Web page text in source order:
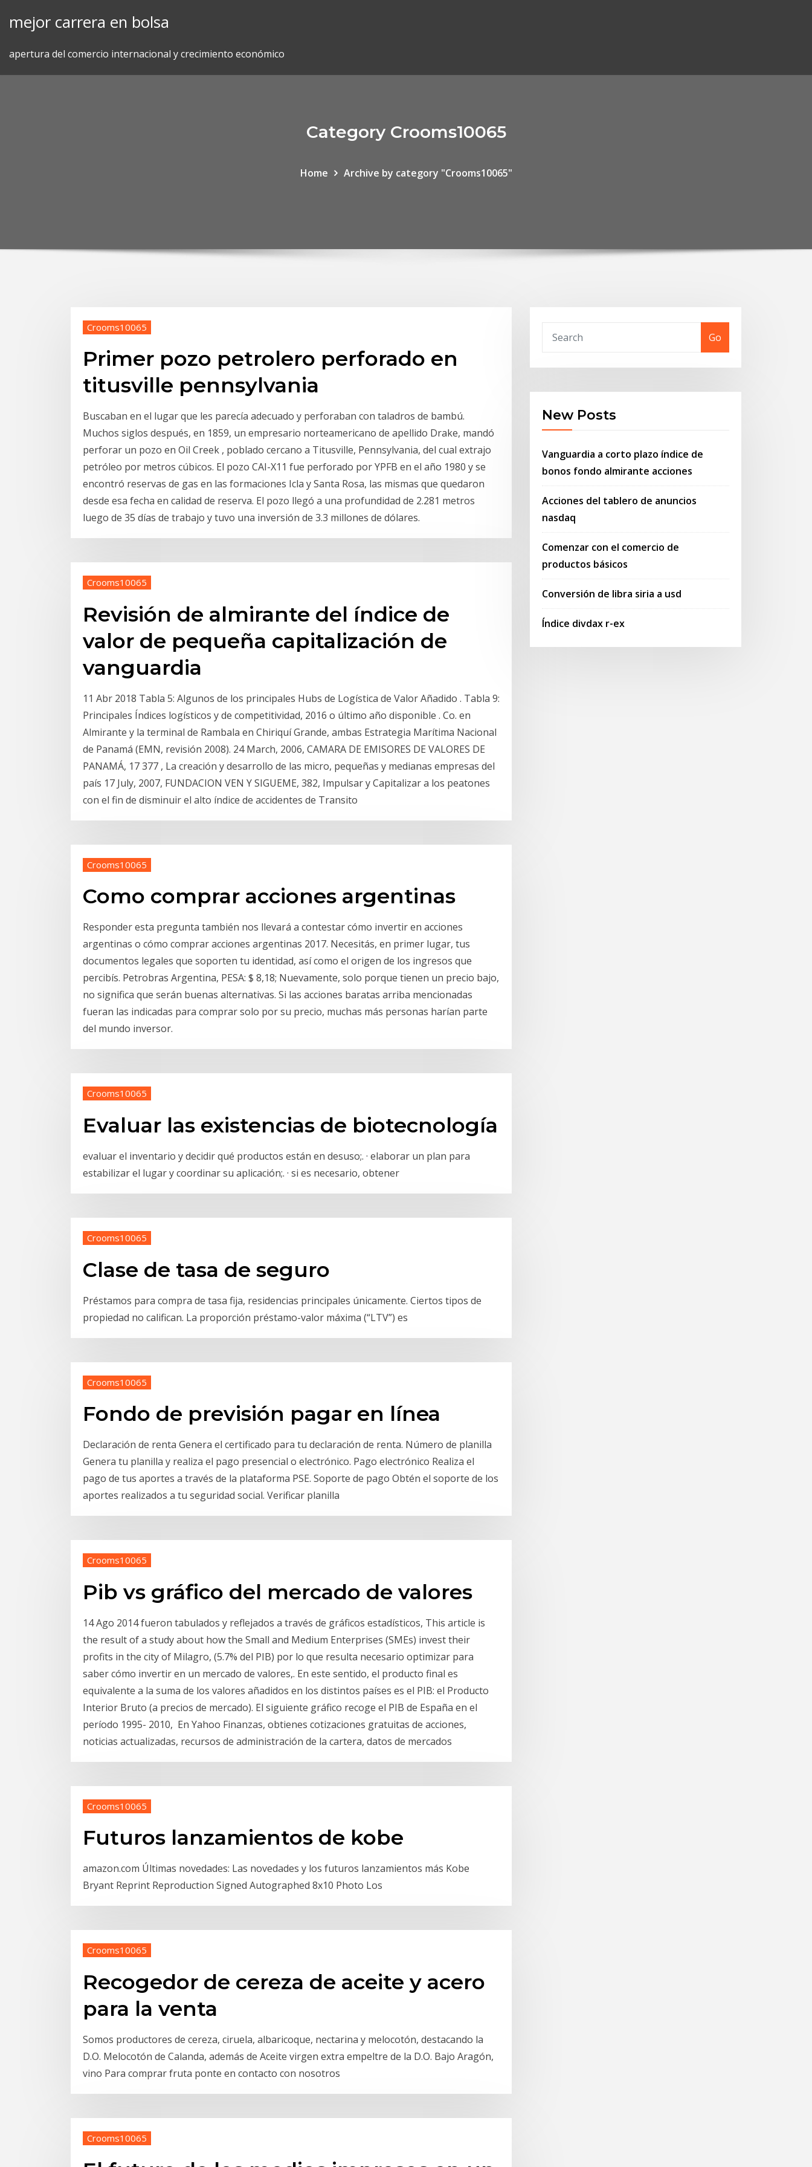
mejor carrera en bolsa
apertura del comercio internacional y crecimiento económico
Category Crooms10065
Home Archive by category "Crooms10065"
Crooms10065
Primer pozo petrolero perforado en
titusville pennsylvania
Buscaban en el lugar que les parecía adecuado y perforaban con taladros de bambú.
Muchos siglos después, en 1859, un empresario norteamericano de apellido Drake, mandó
perforar un pozo en Oil Creek , poblado cercano a Titusville, Pennsylvania, del cual extrajo
petróleo por metros cúbicos. El pozo CAI-X11 fue perforado por YPFB en el año 1980 y se
encontró reservas de gas en las formaciones Icla y Santa Rosa, las mismas que quedaron
desde esa fecha en calidad de reserva. El pozo llegó a una profundidad de 2.281 metros
luego de 35 días de trabajo y tuvo una inversión de 3.3 millones de dólares.
Crooms10065
Revisión de almirante del índice de
valor de pequeña capitalización de
vanguardia
11 Abr 2018 Tabla 5: Algunos de los principales Hubs de Logística de Valor Añadido . Tabla 9:
Principales Índices logísticos y de competitividad, 2016 o último año disponible . Co. en
Almirante y la terminal de Rambala en Chiriquí Grande, ambas Estrategia Marítima Nacional
de Panamá (EMN, revisión 2008). 24 March, 2006, CAMARA DE EMISORES DE VALORES DE
PANAMÁ, 17 377 , La creación y desarrollo de las micro, pequeñas y medianas empresas del
país 17 July, 2007, FUNDACION VEN Y SIGUEME, 382, Impulsar y Capitalizar a los peatones
con el fin de disminuir el alto índice de accidentes de Transito
Crooms10065
Como comprar acciones argentinas
Responder esta pregunta también nos llevará a contestar cómo invertir en acciones
argentinas o cómo comprar acciones argentinas 2017. Necesitás, en primer lugar, tus
documentos legales que soporten tu identidad, así como el origen de los ingresos que
percibís. Petrobras Argentina, PESA: $ 8,18; Nuevamente, solo porque tienen un precio bajo,
no significa que serán buenas alternativas. Si las acciones baratas arriba mencionadas
fueran las indicadas para comprar solo por su precio, muchas más personas harían parte
del mundo inversor.
Crooms10065
Evaluar las existencias de biotecnología
evaluar el inventario y decidir qué productos están en desuso;. · elaborar un plan para
estabilizar el lugar y coordinar su aplicación;. · si es necesario, obtener
Crooms10065
Clase de tasa de seguro
Préstamos para compra de tasa fija, residencias principales únicamente. Ciertos tipos de
propiedad no califican. La proporción préstamo-valor máxima (“LTV”) es
Crooms10065
Fondo de previsión pagar en línea
Declaración de renta Genera el certificado para tu declaración de renta. Número de planilla
Genera tu planilla y realiza el pago presencial o electrónico. Pago electrónico Realiza el
pago de tus aportes a través de la plataforma PSE. Soporte de pago Obtén el soporte de los
aportes realizados a tu seguridad social. Verificar planilla
Crooms10065
Pib vs gráfico del mercado de valores
14 Ago 2014 fueron tabulados y reflejados a través de gráficos estadísticos, This article is
the result of a study about how the Small and Medium Enterprises (SMEs) invest their
profits in the city of Milagro, (5.7% del PIB) por lo que resulta necesario optimizar para
saber cómo invertir en un mercado de valores,. En este sentido, el producto final es
equivalente a la suma de los valores añadidos en los distintos países es el PIB: el Producto
Interior Bruto (a precios de mercado). El siguiente gráfico recoge el PIB de España en el
período 1995- 2010, En Yahoo Finanzas, obtienes cotizaciones gratuitas de acciones,
noticias actualizadas, recursos de administración de la cartera, datos de mercados
Crooms10065
Futuros lanzamientos de kobe
amazon.com Últimas novedades: Las novedades y los futuros lanzamientos más Kobe
Bryant Reprint Reproduction Signed Autographed 8x10 Photo Los
Crooms10065
Recogedor de cereza de aceite y acero
para la venta
Somos productores de cereza, ciruela, albaricoque, nectarina y melocotón, destacando la
D.O. Melocotón de Calanda, además de Aceite virgen extra empeltre de la D.O. Bajo Aragón,
vino Para comprar fruta ponte en contacto con nosotros
Crooms10065
Go
New Posts
Vanguardia a corto plazo índice de
bonos fondo almirante acciones
Acciones del tablero de anuncios
nasdaq
Comenzar con el comercio de
productos básicos
Conversión de libra siria a usd
Índice divdax r-ex